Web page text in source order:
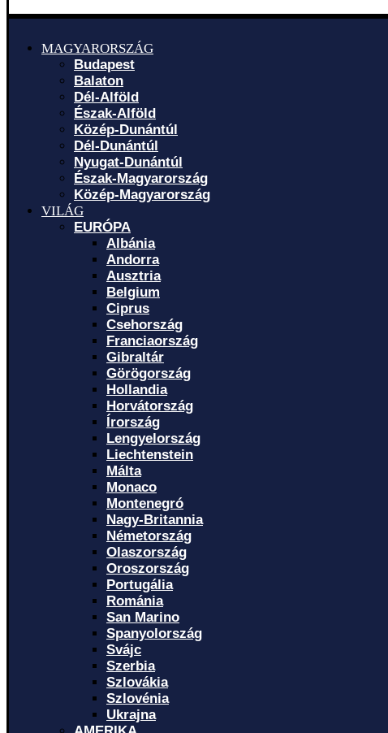
MAGYARORSZÁG
Budapest
Balaton
Dél-Alföld
Észak-Alföld
Közép-Dunántúl
Dél-Dunántúl
Nyugat-Dunántúl
Észak-Magyarország
Közép-Magyarország
VILÁG
EURÓPA
Albánia
Andorra
Ausztria
Belgium
Ciprus
Csehország
Franciaország
Gibraltár
Görögország
Hollandia
Horvátország
Írország
Lengyelország
Liechtenstein
Málta
Monaco
Montenegró
Nagy-Britannia
Németország
Olaszország
Oroszország
Portugália
Románia
San Marino
Spanyolország
Svájc
Szerbia
Szlovákia
Szlovénia
Ukrajna